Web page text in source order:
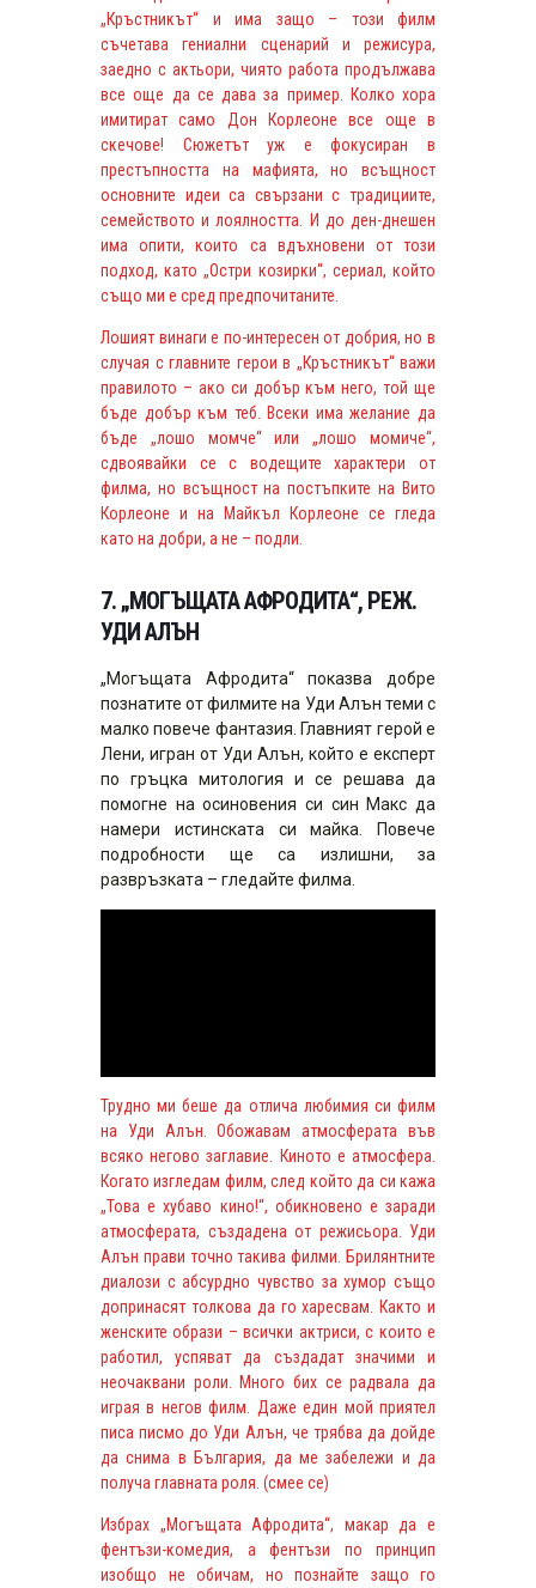
„Кръстникът“ и има защо – този филм
съчетава гениални сценарий и режисура,
заедно с актьори, чиято работа продължава
все още да се дава за пример. Колко хора
имитират само Дон Корлеоне все още в
скечове! Сюжетът уж е фокусиран в
престъпността на мафията, но всъщност
основните идеи са свързани с традициите,
семейството и лоялността. И до ден-днешен
има опити, които са вдъхновени от този
подход, като „Остри козирки“, сериал, който
също ми е сред предпочитаните.
Лошият винаги е по-интересен от добрия, но в
случая с главните герои в „Кръстникът“ важи
правилото – ако си добър към него, той ще
бъде добър към теб. Всеки има желание да
бъде „лошо момче“ или „лошо момиче“,
сдвоявайки се с водещите характери от
филма, но всъщност на постъпките на Вито
Корлеоне и на Майкъл Корлеоне се гледа
като на добри, а не – подли.
7. „МОГЪЩАТА АФРОДИТА“, РЕЖ.
УДИ АЛЪН
„Могъщата Афродита“ показва добре
познатите от филмите на Уди Алън теми с
малко повече фантазия. Главният герой е
Лени, игран от Уди Алън, който е експерт
по гръцка митология и се решава да
помогне на осиновения си син Макс да
намери истинската си майка. Повече
подробности ще са излишни, за
развръзката – гледайте филма.
Трудно ми беше да отлича любимия си филм
на Уди Алън. Обожавам атмосферата във
всяко негово заглавие. Киното е атмосфера.
Когато изгледам филм, след който да си кажа
„Това е хубаво кино!“, обикновено е заради
атмосферата, създадена от режисьора. Уди
Алън прави точно такива филми. Брилянтните
диалози с абсурдно чувство за хумор също
допринасят толкова да го харесвам. Както и
женските образи – всички актриси, с които е
работил, успяват да създадат значими и
неочаквани роли. Много бих се радвала да
играя в негов филм. Даже един мой приятел
писа писмо до Уди Алън, че трябва да дойде
да снима в България, да ме забележи и да
получа главната роля. (смее се)
Избрах „Могъщата Афродита“, макар да е
фентъзи-комедия, а фентъзи по принцип
изобщо не обичам, но познайте защо го